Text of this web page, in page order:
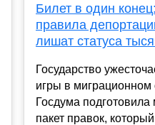
Билет в один
правила
лишат статуса
Государство
игры в миграционном
Госдума
пакет правок,